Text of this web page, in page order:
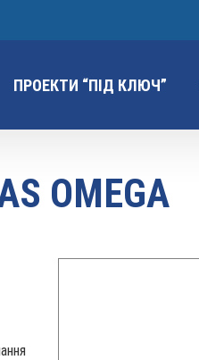
ПРОЕКТИ “ПІД КЛЮЧ”
OMEGA